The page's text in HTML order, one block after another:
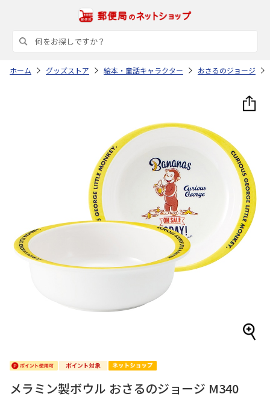
ホーム グッズストア 絵本・童話キャラクター おさるのジョージ
メラミン製ボウル おさるのジョージ M340